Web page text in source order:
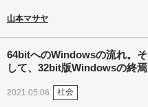
山本マサヤ
64bitへのWindowsの流れ。そ
して、32bit版Windowsの終焉
2021.05.06 社会